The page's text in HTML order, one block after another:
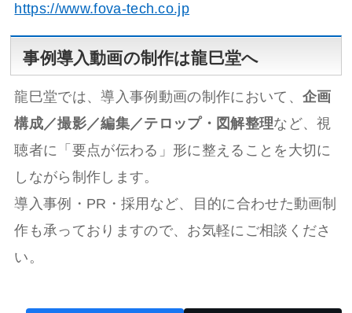
https://www.fova-tech.co.jp
事例導入動画の制作は龍巳堂へ
龍巳堂では、導入事例動画の制作において、 企画
構成／撮影／編集／テロップ・図解整理など、視
聴者に「要点が伝わる」形に整えることを大切に
しながら制作します。
導入事例・PR・採用など、目的に合わせた動画制
作も承っておりますので、お気軽にご相談くださ
い。